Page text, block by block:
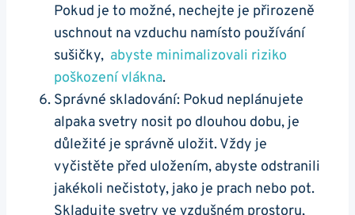
Pokud je to možné, nechejte je přirozeně
uschnout na ‍vzduchu namísto používání
sušičky, ‌ abyste ⁣minimalizovali riziko
⁤poškození vlákna.
Správné skladování: Pokud neplánujete
alpaka svetry nosit po ‍dlouhou dobu,‍ je
důležité je správně uložit. Vždy⁢ je ​
vyčistěte před uložením, abyste odstranili
jakékoli nečistoty, ⁣jako je prach nebo pot.
Skladujte svetry ve vzdušném⁢ prostoru,